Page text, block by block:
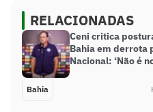
RELACIONADAS
Ceni critica
Bahia em derrota
Nacional: ‘Não é
Bahia